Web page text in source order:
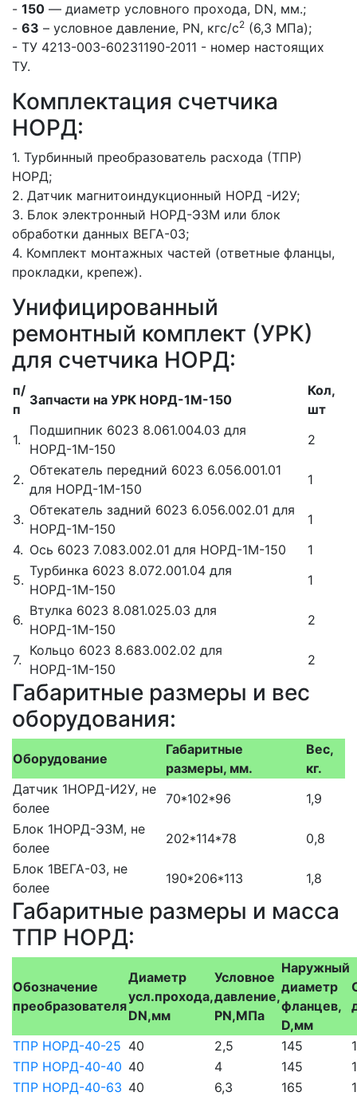
- 150 — диаметр условного прохода, DN, мм.;
- 63 – условное давление, PN, кгс/с2 (6,3 МПа);
- ТУ 4213-003-60231190-2011 - номер настоящих
ТУ.
Комплектация счетчика
НОРД:
1. Турбинный преобразователь расхода (ТПР)
НОРД;
2. Датчик магнитоиндукционный НОРД -И2У;
3. Блок электронный НОРД-Э3М или блок
обработки данных ВЕГА-03;
4. Комплект монтажных частей (ответные фланцы,
прокладки, крепеж).
Унифицированный
ремонтный комплект (УРК)
для счетчика НОРД:
п/
п
Запчасти на УРК НОРД-1М-150
Кол,
шт
1.
Подшипник 6023 8.061.004.03 для
НОРД-1М-150
2
2.
Обтекатель передний 6023 6.056.001.01
для НОРД-1М-150
1
3.
Обтекатель задний 6023 6.056.002.01 для
НОРД-1М-150
1
4. Ось 6023 7.083.002.01 для НОРД-1М-150
1
5.
Турбинка 6023 8.072.001.04 для
НОРД-1М-150
1
6.
Втулка 6023 8.081.025.03 для
НОРД-1М-150
2
7.
Кольцо 6023 8.683.002.02 для
НОРД-1М-150
2
Габаритные размеры и вес
оборудования:
Оборудование
Габаритные
размеры, мм.
Вес,
кг.
Датчик 1НОРД-И2У, не
более
70*102*96
1,9
Блок 1НОРД-Э3М, не
более
202*114*78
0,8
Блок 1ВЕГА-03, не
более
190*206*113 1,8
Габаритные размеры и масса
ТПР НОРД:
Обозначение
преобразователя
Диаметр
усл.прохода,
DN,мм
Условное
давление,
PN,МПа
Наружный
диаметр
фланцев,
D,мм
ТПР НОРД-40-25 40 2,5 145
ТПР НОРД-40-40 40 4 145
ТПР НОРД-40-63 40 6,3 165